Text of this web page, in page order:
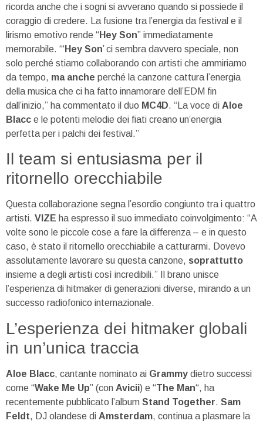
ricorda anche che i sogni si avverano quando si possiede il
coraggio di credere. La fusione tra l’energia da festival e il
lirismo emotivo rende “Hey Son” immediatamente
memorabile. “‘Hey Son’ ci sembra davvero speciale, non
solo perché stiamo collaborando con artisti che ammiriamo
da tempo, ma anche perché la canzone cattura l’energia
della musica che ci ha fatto innamorare dell’EDM fin
dall’inizio,” ha commentato il duo MC4D. “La voce di Aloe
Blacc e le potenti melodie dei fiati creano un’energia
perfetta per i palchi dei festival.”
Il team si entusiasma per il
ritornello orecchiabile
Questa collaborazione segna l’esordio congiunto tra i quattro
artisti. VIZE ha espresso il suo immediato coinvolgimento: “A
volte sono le piccole cose a fare la differenza – e in questo
caso, è stato il ritornello orecchiabile a catturarmi. Dovevo
assolutamente lavorare su questa canzone, soprattutto
insieme a degli artisti così incredibili.” Il brano unisce
l’esperienza di hitmaker di generazioni diverse, mirando a un
successo radiofonico internazionale.
L’esperienza dei hitmaker globali
in un’unica traccia
Aloe Blacc, cantante nominato ai Grammy dietro successi
come “Wake Me Up” (con Avicii) e “The Man“, ha
recentemente pubblicato l’album Stand Together. Sam
Feldt, DJ olandese di Amsterdam, continua a plasmare la